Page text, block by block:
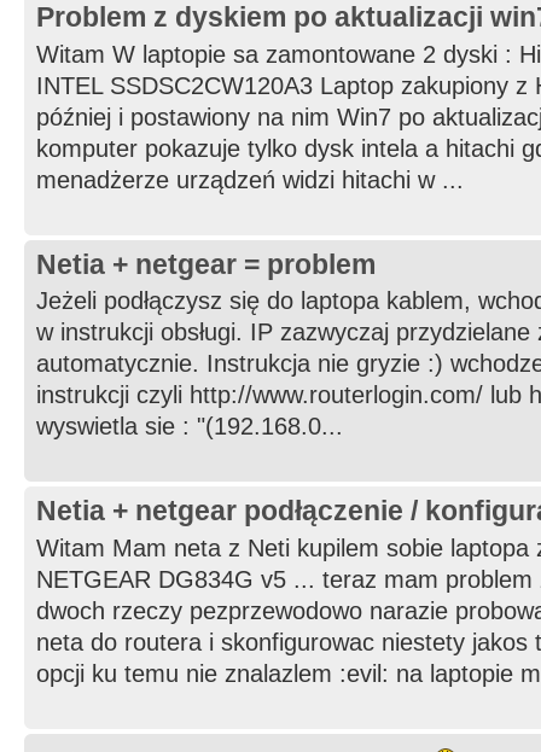
Problem z dyskiem po aktualizacji
Witam W laptopie sa zamontowane 2 dyski :
INTEL SSDSC2CW120A3 Laptop zakupiony z
później i postawiony na nim Win7 po
komputer pokazuje tylko dysk intela a hitachi
menadżerze urządzeń widzi hitachi w ...
Netia + netgear = problem
Jeżeli podłączysz się do laptopa kablem,
w instrukcji obsługi. IP zazwyczaj
automatycznie. Instrukcja nie gryzie :)
instrukcji czyli http://www.routerlogin.com/ lub
wyswietla sie : "(192.168.0...
Netia + netgear podłączenie /
Witam Mam neta z Neti kupilem sobie laptopa
NETGEAR DG834G v5 ... teraz mam
dwoch rzeczy pezprzewodowo narazie
neta do routera i skonfigurowac niestety jakos
opcji ku temu nie znalazlem :evil: na laptopie